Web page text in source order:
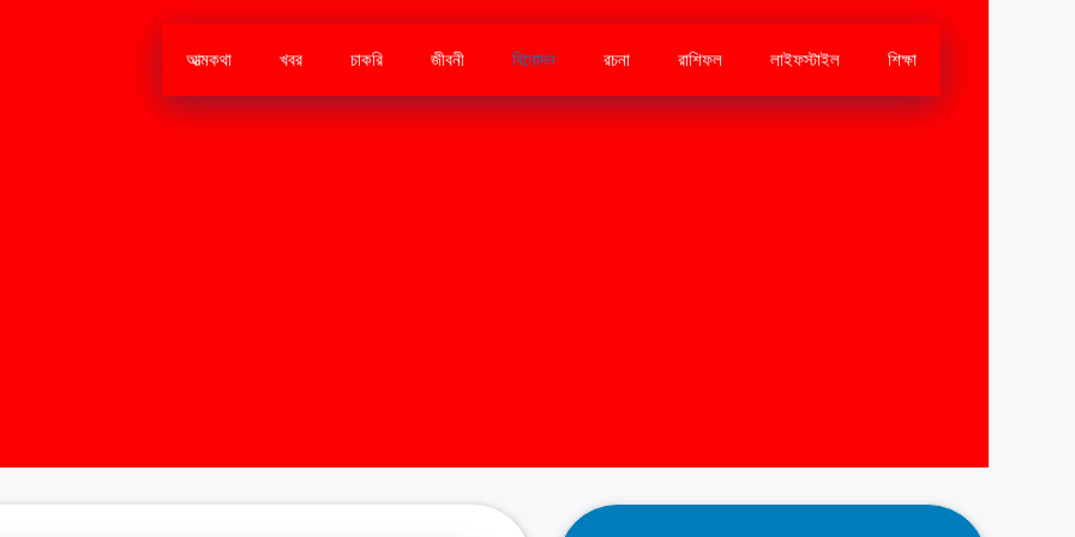
আত্মকথা খবর চাকরি জীবনী বিনোদন রচনা রাশিফল লাইফস্টাইল শিক্ষা